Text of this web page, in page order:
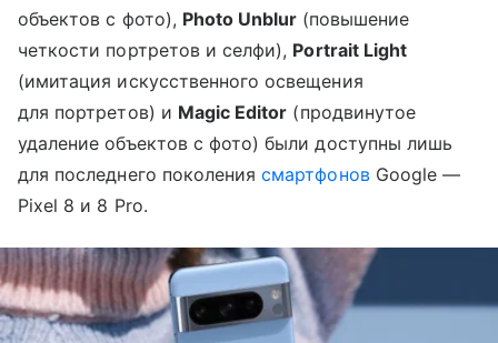
объектов с фото), Photo Unblur (повышение
четкости портретов и селфи), Portrait Light
(имитация искусственного освещения
для портретов) и Magic Editor (продвинутое
удаление объектов с фото) были доступны лишь
для последнего поколениясмартфоновGoogle —
Pixel 8 и 8 Pro.